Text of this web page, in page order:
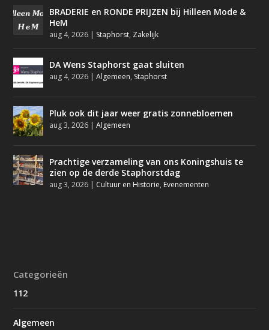
BRADERIE en RONDE PRIJZEN bij Hilleen Mode &
HeM
aug 4, 2026 | Staphorst, Zakelijk
DA Wens Staphorst gaat sluiten
aug 4, 2026 |Algemeen, Staphorst
Pluk ook dit jaar weer gratis zonnebloemen
aug 3, 2026 |Algemeen
Prachtige verzameling van ons Koningshuis te
zien op de derde Staphorstdag
aug 3, 2026 | Cultuur en Historie, Evenementen
Categorieën
112
Algemeen